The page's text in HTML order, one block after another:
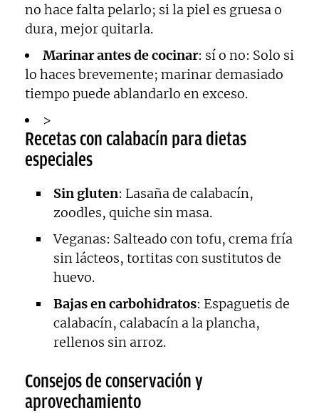
no hace falta pelarlo; si la piel es gruesa o
dura, mejor quitarla.
Marinar antes de cocinar: sí o no: Solo si
lo haces brevemente; marinar demasiado
tiempo puede ablandarlo en exceso.
>
Recetas con calabacín para dietas
especiales
Sin gluten: Lasaña de calabacín,
zoodles, quiche sin masa.
Veganas: Salteado con tofu, crema fría
sin lácteos, tortitas con sustitutos de
huevo.
Bajas en carbohidratos: Espaguetis de
calabacín, calabacín a la plancha,
rellenos sin arroz.
Consejos de conservación y
aprovechamiento